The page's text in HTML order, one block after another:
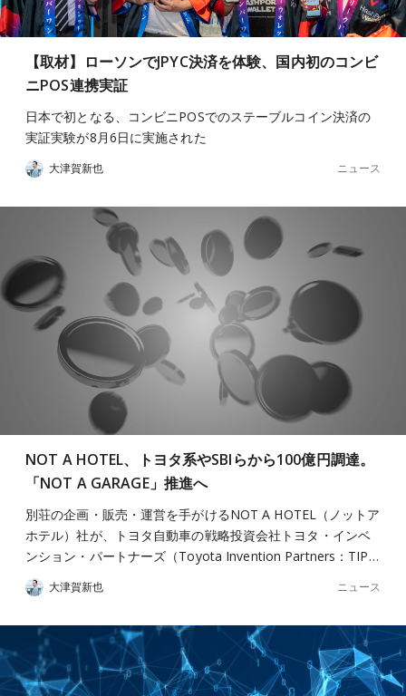
【取材】ローソンでJPYC決済を体験、国内初のコンビ
ニPOS連携実証
日本で初となる、コンビニPOSでのステーブルコイン決済の
実証実験が8月6日に実施された
大津賀新也 ニュース
NOT A HOTEL、トヨタ系やSBIらから100億円調達。
「NOT A GARAGE」推進へ
別荘の企画・販売・運営を手がけるNOT A HOTEL（ノットア
ホテル）社が、トヨタ自動車の戦略投資会社トヨタ・インベ
ンション・パートナーズ（Toyota Invention Partners：TIP…
大津賀新也 ニュース